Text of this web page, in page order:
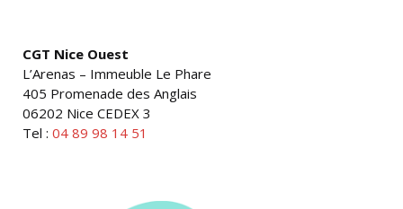
CGT Nice Ouest
L’Arenas – Immeuble Le Phare
405 Promenade des Anglais
06202 Nice CEDEX 3
Tel : 04 89 98 14 51